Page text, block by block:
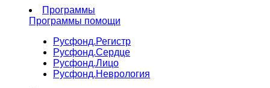
Программы
Программы помощи
Русфонд.Регистр
Русфонд.Сердце
Русфонд.Лицо
Русфонд.Неврология